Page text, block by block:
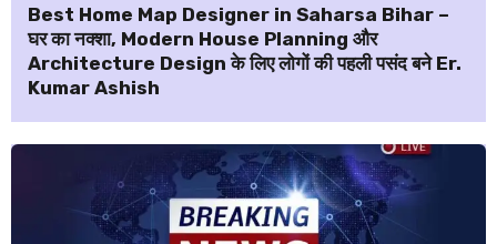
Best Home Map Designer in Saharsa Bihar –
घर का नक्शा, Modern House Planning और
Architecture Design के लिए लोगों की पहली पसंद बने Er.
Kumar Ashish